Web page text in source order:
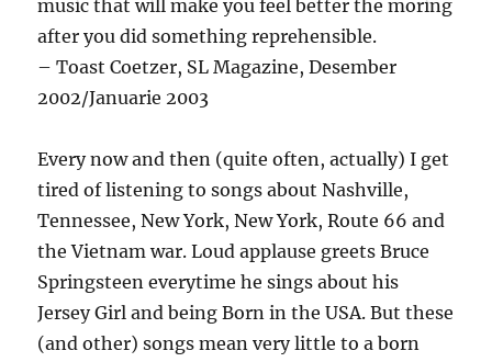
music that will make you feel better the moring
after you did something reprehensible.
– Toast Coetzer, SL Magazine, Desember
2002/Januarie 2003
Every now and then (quite often, actually) I get
tired of listening to songs about Nashville,
Tennessee, New York, New York, Route 66 and
the Vietnam war. Loud applause greets Bruce
Springsteen everytime he sings about his
Jersey Girl and being Born in the USA. But these
(and other) songs mean very little to a born